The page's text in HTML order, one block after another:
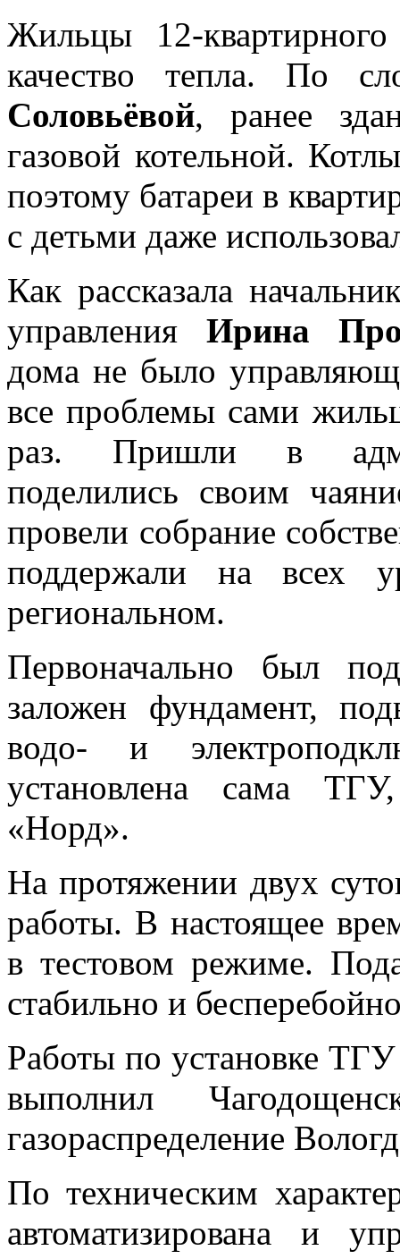
Жильцы 12-
качество тепла. По
Соловьёвой, ранее
газовой котельной.
поэтому батареи в
с детьми даже
Как рассказала
управления Ирина
дома не было
все проблемы сами
раз. Пришли в
поделились своим
провели собрание
поддержали на всех
региональном.
Первоначально был
заложен фундамент,
водо- и
установлена сама
«Норд».
На протяжении двух
работы. В настоящее
в тестовом режиме.
стабильно и
Работы по установке
выполнил
газораспределение
По техническим
автоматизирована и